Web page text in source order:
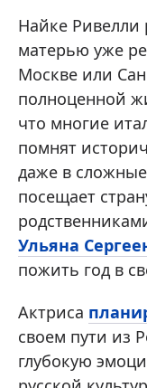
Найке Ривелли
матерью уже
Москве или
полноценной
что многие
помнят
даже в
посещает
Ульяна
пожить год в
Актриса
своем пути из
глубокую